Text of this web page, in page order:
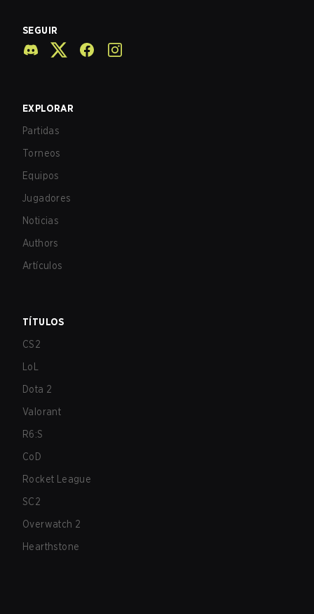
SEGUIR
EXPLORAR
Partidas
Torneos
Equipos
Jugadores
Noticias
Authors
Artículos
TÍTULOS
CS2
LoL
Dota 2
Valorant
R6:S
CoD
Rocket League
SC2
Overwatch 2
Hearthstone